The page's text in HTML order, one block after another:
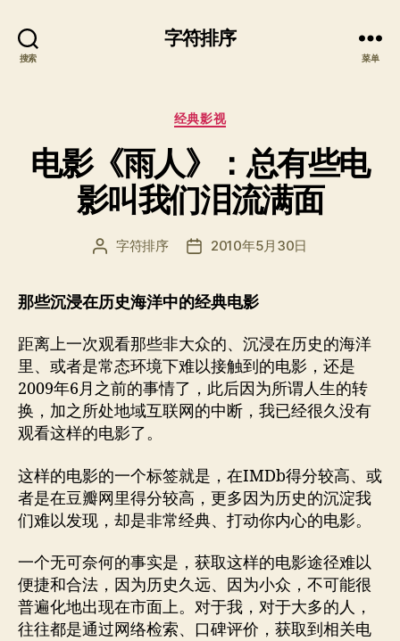
搜索
字符排序
菜单
分
经典影视
电影《雨人》：总有些电
影叫我们泪流满面
文
者
字符排序
发
期
2010年5月30日
那些沉浸在历史海洋中的经典电影
距离上一次观看那些非大众的、沉浸在历史的海洋
里、或者是常态环境下难以接触到的电影，还是
2009年6月之前的事情了，此后因为所谓人生的转
换，加之所处地域互联网的中断，我已经很久没有
观看这样的电影了。
这样的电影的一个标签就是，在IMDb得分较高、或
者是在豆瓣网里得分较高，更多因为历史的沉淀我
们难以发现，却是非常经典、打动你内心的电影。
一个无可奈何的事实是，获取这样的电影途径难以
便捷和合法，因为历史久远、因为小众，不可能很
普遍化地出现在市面上。对于我，对于大多的人，
往往都是通过网络检索、口碑评价，获取到相关电